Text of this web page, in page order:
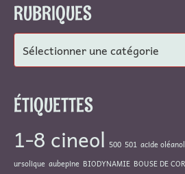
RUBRIQUES
Rubriques
ÉTIQUETTES
1-8 cineol 500 501 acide
ursolique aubepine BIODYNAMIE BOUSE DE